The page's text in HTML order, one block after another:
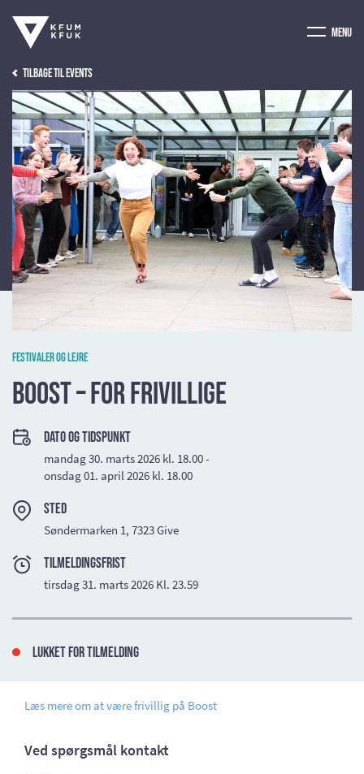
Menu
Tilbage til events
Festivaler og lejre
Boost – for frivillige
Dato og tidspunkt
mandag 30. marts 2026 kl. 18.00 -
onsdag 01. april 2026 kl. 18.00
Sted
Søndermarken 1, 7323 Give
TILMELDINGSFRIST
tirsdag 31. marts 2026 Kl. 23.59
Lukket for tilmelding
Læs mere om at være frivillig på Boost
Ved spørgsmål kontakt